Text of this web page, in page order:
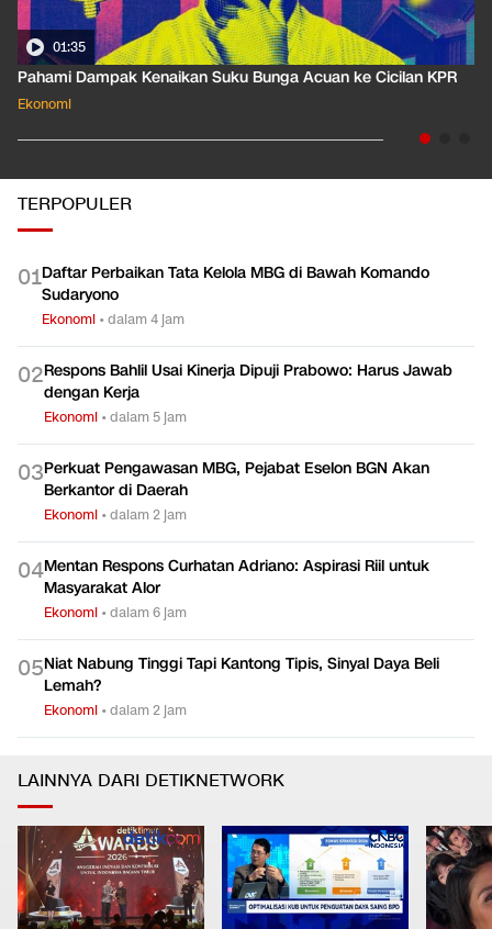
01:35
Pahami Dampak Kenaikan Suku Bunga Acuan ke Cicilan KPR
Ekonomi
TERPOPULER
01Daftar Perbaikan Tata Kelola MBG di Bawah Komando
Sudaryono
Ekonomi •dalam 4 jam
02Respons Bahlil Usai Kinerja Dipuji Prabowo: Harus Jawab
dengan Kerja
Ekonomi •dalam 5 jam
03Perkuat Pengawasan MBG, Pejabat Eselon BGN Akan
Berkantor di Daerah
Ekonomi •dalam 2 jam
04Mentan Respons Curhatan Adriano: Aspirasi Riil untuk
Masyarakat Alor
Ekonomi •dalam 6 jam
05Niat Nabung Tinggi Tapi Kantong Tipis, Sinyal Daya Beli
Lemah?
Ekonomi •dalam 2 jam
LAINNYA DARI DETIKNETWORK